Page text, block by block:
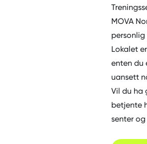
MOVA
Lokalet
enten du
uansett
Vil du ha
betjente
senter